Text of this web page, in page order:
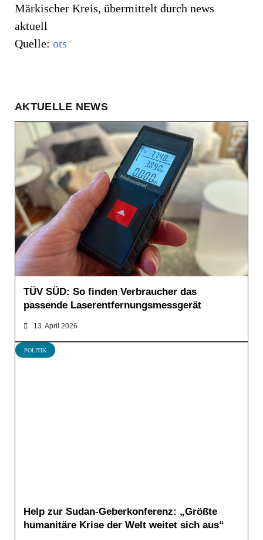
Märkischer Kreis, übermittelt durch news
aktuell
Quelle: ots
AKTUELLE NEWS
TÜV SÜD: So finden Verbraucher das
passende Laserentfernungsmessgerät
13. April 2026
POLITIK
Help zur Sudan-Geberkonferenz: „Größte
humanitäre Krise der Welt weitet sich aus“